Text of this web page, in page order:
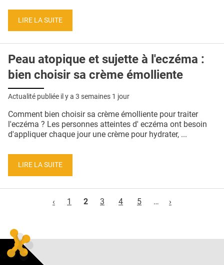
LIRE LA SUITE
Peau atopique et sujette à l'eczéma :
bien choisir sa crème émolliente
Actualité publiée il y a 3 semaines 1 jour
Comment bien choisir sa crème émolliente pour traiter
l'eczéma ? Les personnes atteintes d' eczéma ont besoin
d'appliquer chaque jour une crème pour hydrater, ...
LIRE LA SUITE
‹
1 2 3 4 5 … ›